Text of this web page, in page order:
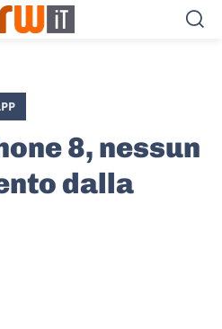
8, nessun
dalla